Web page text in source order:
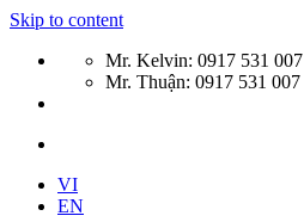
Skip to content
Mr. Kelvin: 0917 531 007
Mr. Thuận: 0917 531 007
VI
EN